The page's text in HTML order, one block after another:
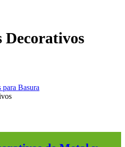
Decorativos
para Basura